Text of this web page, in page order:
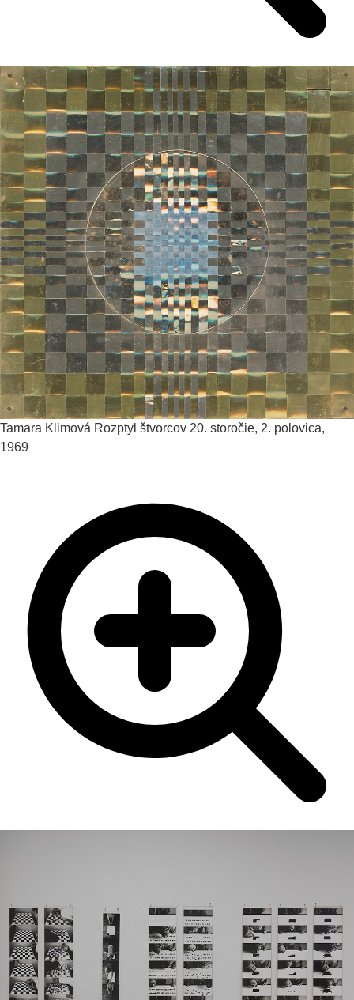
Tamara Klimová Rozptyl štvorcov 20. storočie, 2. polovica,
1969